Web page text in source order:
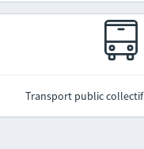
Transport public collectif